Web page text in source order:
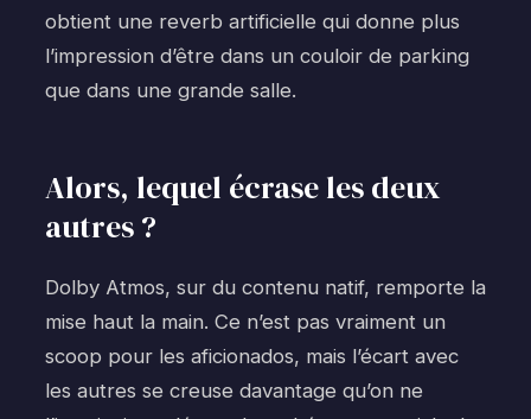
obtient une reverb artificielle qui donne plus
l’impression d’être dans un couloir de parking
que dans une grande salle.
Alors, lequel écrase les deux
autres ?
Dolby Atmos, sur du contenu natif, remporte la
mise haut la main. Ce n’est pas vraiment un
scoop pour les aficionados, mais l’écart avec
les autres se creuse davantage qu’on ne